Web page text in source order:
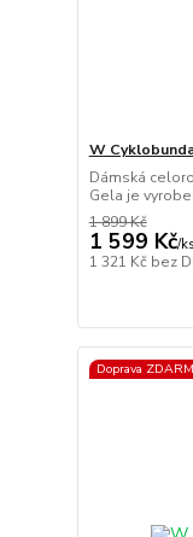
W
Dámská
Gela je
1 899 Kč
1 599 Kč/ks
1 321 Kč bez
Doprava